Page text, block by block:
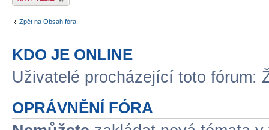
Zpět na Obsah fóra
KDO JE ONLINE
Uživatelé procházející toto fórum:
OPRÁVNĚNÍ FÓRA